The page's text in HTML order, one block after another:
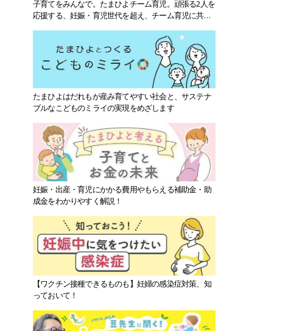
子育てをみんなで。たまひよチーム育児。頑張る2人を
応援する、妊娠・育児世代を超え、チーム育児に共感
たまひよはだれもが産み育てやすい社会と、サステナ
ブルなこどものミライの実現をめざします
妊娠・出産・育児にかかる費用やもらえる補助金・助
成金をわかりやすく解説！
【ワクチン接種できるものも】妊婦の感染症対策、知
っておいて！